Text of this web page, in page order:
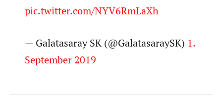
pic.twitter.com/NYV6RmLaXh
— Galatasaray SK (@GalatasaraySK) 1.
September 2019